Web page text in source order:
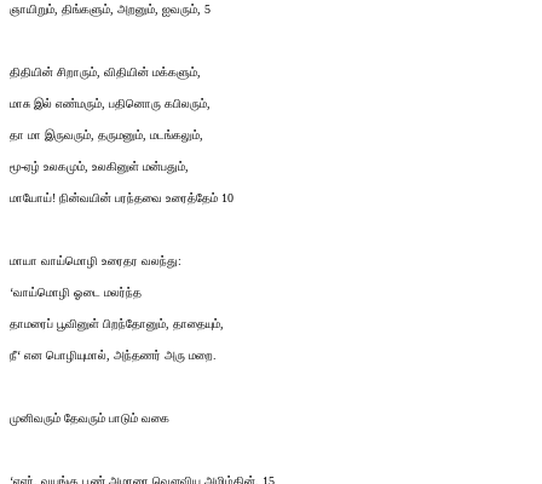
ஞாயிறும், திங்களும், அறனும், ஐவரும், 5
திதியின் சிறாரும், விதியின் மக்களும்,
மாசு இல் எண்மரும், பதினொரு கபிலரும்,
தா மா இருவரும், தருமனும், மடங்கலும்,
மூ-ஏழ் உலகமும், உலகினுள் மன்பதும்,
மாயோய்! நின்வயின் பரந்தவை உரைத்தேம் 10
மாயா வாய்மொழி உரைதர வலந்து:
‘வாய்மொழி ஓடை மலர்ந்த
தாமரைப் பூவினுள் பிறந்தோனும், தாதையும்,
நீ‘ என பொழியுமால், அந்தணர் அரு மறை.
முனிவரும் தேவரும் பாடும் வகை
‘ஏஎர், வயங்கு பூண் அமரரை வௌவிய அமிழ்தின், 15